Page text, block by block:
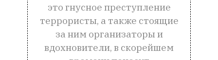
это гнусное преступление
террористы, а также стоящие
за ним организаторы и
вдохновители, в скорейшем